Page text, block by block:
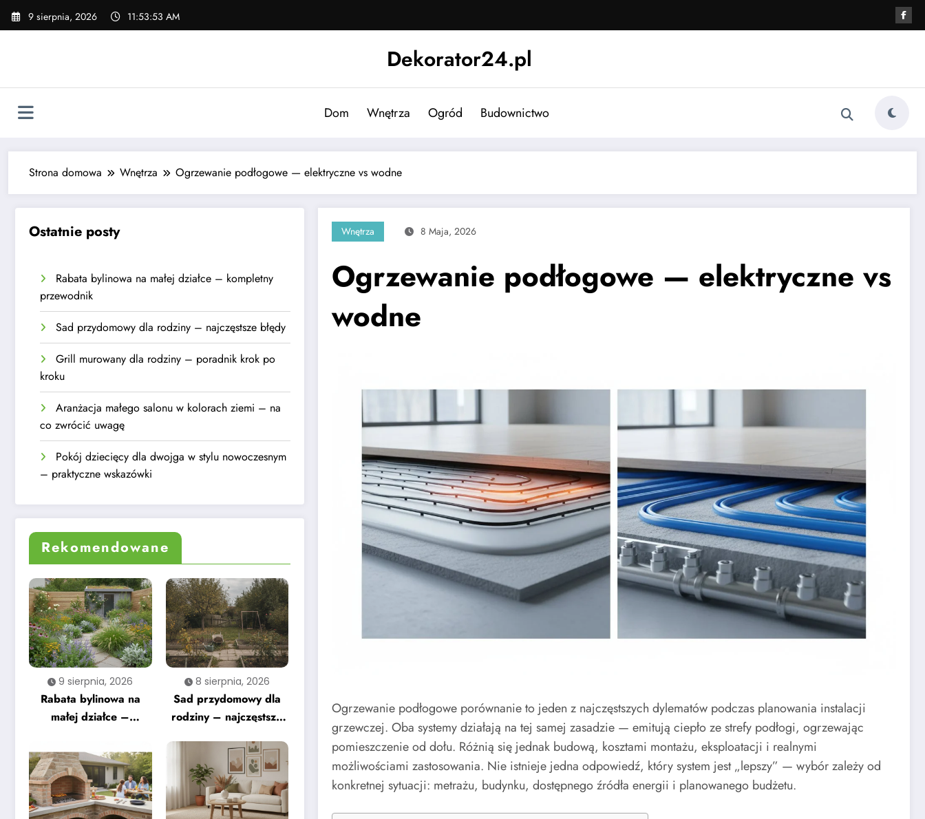
Skip
9 sierpnia, 2026 11:53:55 AM
Dekorator24.pl
Dom Wnętrza Ogród Budownictwo
Strona domowa Wnętrza Ogrzewanie podłogowe — elektryczne vs wodne
Ostatnie posty
Rabata bylinowa na małej działce – kompletny
przewodnik
Sad przydomowy dla rodziny – najczęstsze błędy
Grill murowany dla rodziny – poradnik krok po
kroku
Aranżacja małego salonu w kolorach ziemi – na
co zwrócić uwagę
Pokój dziecięcy dla dwojga w stylu nowoczesnym
– praktyczne wskazówki
Rekomendowane
9 sierpnia, 2026
Rabata bylinowa na
małej działce –
8 sierpnia, 2026
Sad przydomowy dla
rodziny – najczęstsze
Wnętrza 8 Maja, 2026
Ogrzewanie podłogowe — elektryczne vs
wodne
Ogrzewanie podłogowe porównanie to jeden z najczęstszych dylematów podczas planowania instalacji
grzewczej. Oba systemy działają na tej samej zasadzie — emitują ciepło ze strefy podłogi, ogrzewając
pomieszczenie od dołu. Różnią się jednak budową, kosztami montażu, eksploatacji i realnymi
możliwościami zastosowania. Nie istnieje jedna odpowiedź, który system jest „lepszy” — wybór zależy od
konkretnej sytuacji: metrażu, budynku, dostępnego źródła energii i planowanego budżetu.